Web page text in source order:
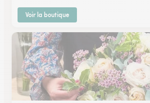
Voir la boutique